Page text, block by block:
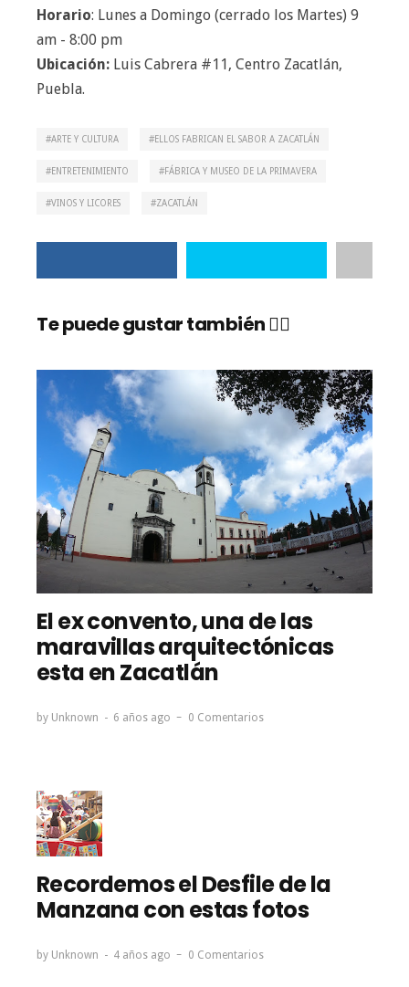
Horario: Lunes a Domingo (cerrado los Martes) 9
am - 8:00 pm
Ubicación: Luis Cabrera #11, Centro Zacatlán,
Puebla.
ARTE Y CULTURA ELLOS FABRICAN EL SABOR A ZACATLÁN
ENTRETENIMIENTO FÁBRICA Y MUSEO DE LA PRIMAVERA
VINOS Y LICORES ZACATLÁN
Te puede gustar también 👇🏼
El ex convento, una de las
maravillas arquitectónicas
esta en Zacatlán
by Unknown 6 años ago 0 Comentarios
Recordemos el Desfile de la
Manzana con estas fotos
by Unknown 4 años ago 0 Comentarios